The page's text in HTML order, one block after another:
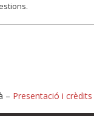
– Presentació i crèdits